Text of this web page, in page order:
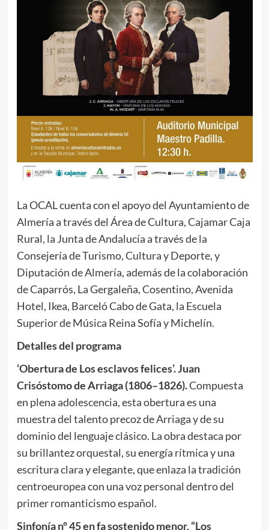
La OCAL cuenta con el apoyo del Ayuntamiento de
Almería a través del Área de Cultura, Cajamar Caja
Rural, la Junta de Andalucía a través de la
Consejería de Turismo, Cultura y Deporte, y
Diputación de Almería, además de la colaboración
de Caparrós, La Gergaleña, Cosentino, Avenida
Hotel, Ikea, Barceló Cabo de Gata, la Escuela
Superior de Música Reina Sofía y Michelín.
Detalles del programa
‘Obertura de Los esclavos felices’. Juan
Crisóstomo de Arriaga (1806–1826).Compuesta
en plena adolescencia, esta obertura es una
muestra del talento precoz de Arriaga y de su
dominio del lenguaje clásico. La obra destaca por
su brillantez orquestal, su energía rítmica y una
escritura clara y elegante, que enlaza la tradición
centroeuropea con una voz personal dentro del
primer romanticismo español.
Sinfonía nº 45 en fa sostenido menor, “Los